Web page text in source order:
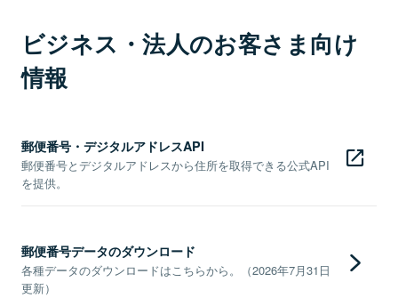
ビジネス・法人のお客さま向け
情報
郵便番号・デジタルアドレスAPI
郵便番号とデジタルアドレスから住所を取得できる公式API
を提供。
郵便番号データのダウンロード
各種データのダウンロードはこちらから。（2026年7月31日
更新）